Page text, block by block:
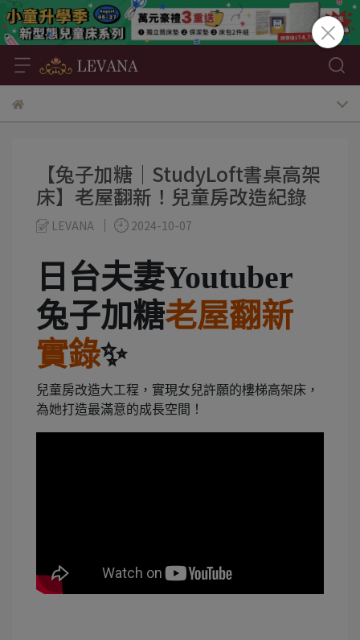
【兔子加糖│StudyLoft書桌高架
床】老屋翻新！兒童房改造紀錄
LEVANA 2024-10-07
日台夫妻Youtuber
兔子加糖老屋翻新
實錄✨
兒童房改造大工程，實現女兒許願的樓梯高架床，
為她打造最滿意的成長空間！